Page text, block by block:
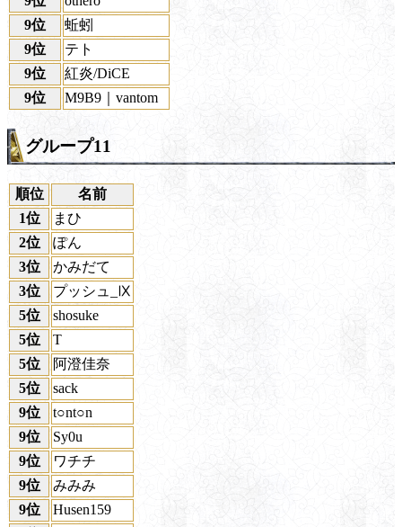
9位
蚯蚓
9位
テト
9位
紅炎/DiCE
9位
M9B9｜vantom
グループ11
順位
名前
1位
まひ
2位
ぽん
3位
かみだて
3位
プッシュ_Ⅸ
5位
shosuke
5位
T
5位
阿澄佳奈
5位
sack
9位
t○nt○n
9位
Sy0u
9位
ワチチ
9位
みみみ
9位
Husen159